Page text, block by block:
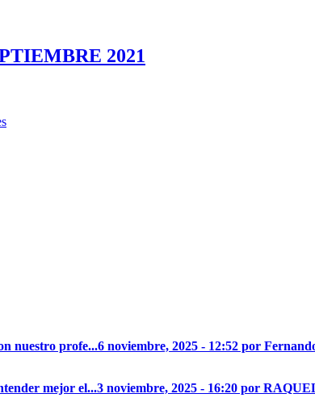
2021
nuestro profe...6 noviembre, 2025 - 12:52 por
mejor el...3 noviembre, 2025 - 16:20 por